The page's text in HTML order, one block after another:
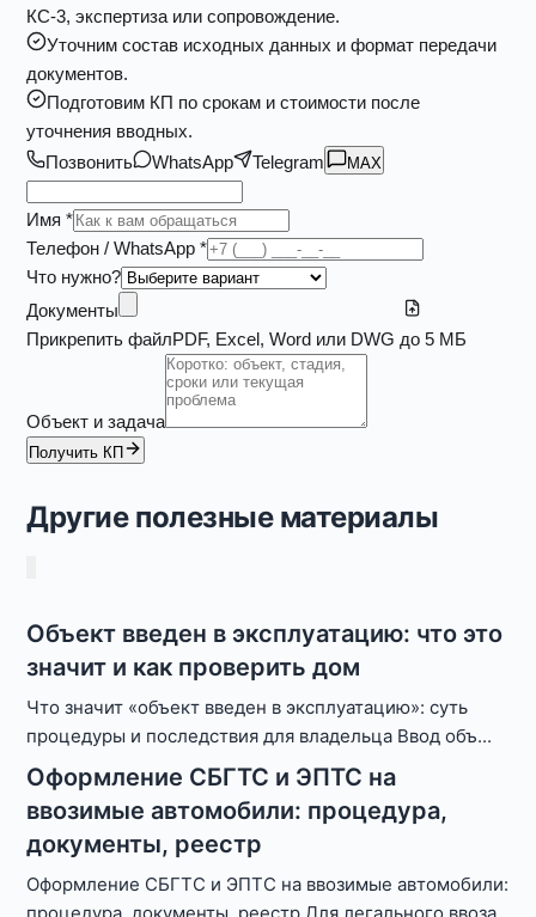
КС-3, экспертиза или сопровождение.
Уточним состав исходных данных и формат передачи
документов.
Подготовим КП по срокам и стоимости после
уточнения вводных.
Позвонить
WhatsApp Telegram MAX
Имя *
Телефон / WhatsApp *
Что нужно?
Документы
Прикрепить файлPDF, Excel, Word или DWG до 5 МБ
Объект и задача
Получить КП
Другие полезные материалы
Объект введен в эксплуатацию: что это
значит и как проверить дом
Что значит «объект введен в эксплуатацию»: суть
процедуры и последствия для владельца Ввод объ...
Оформление СБГТС и ЭПТС на
ввозимые автомобили: процедура,
документы, реестр
Оформление СБГТС и ЭПТС на ввозимые автомобили: